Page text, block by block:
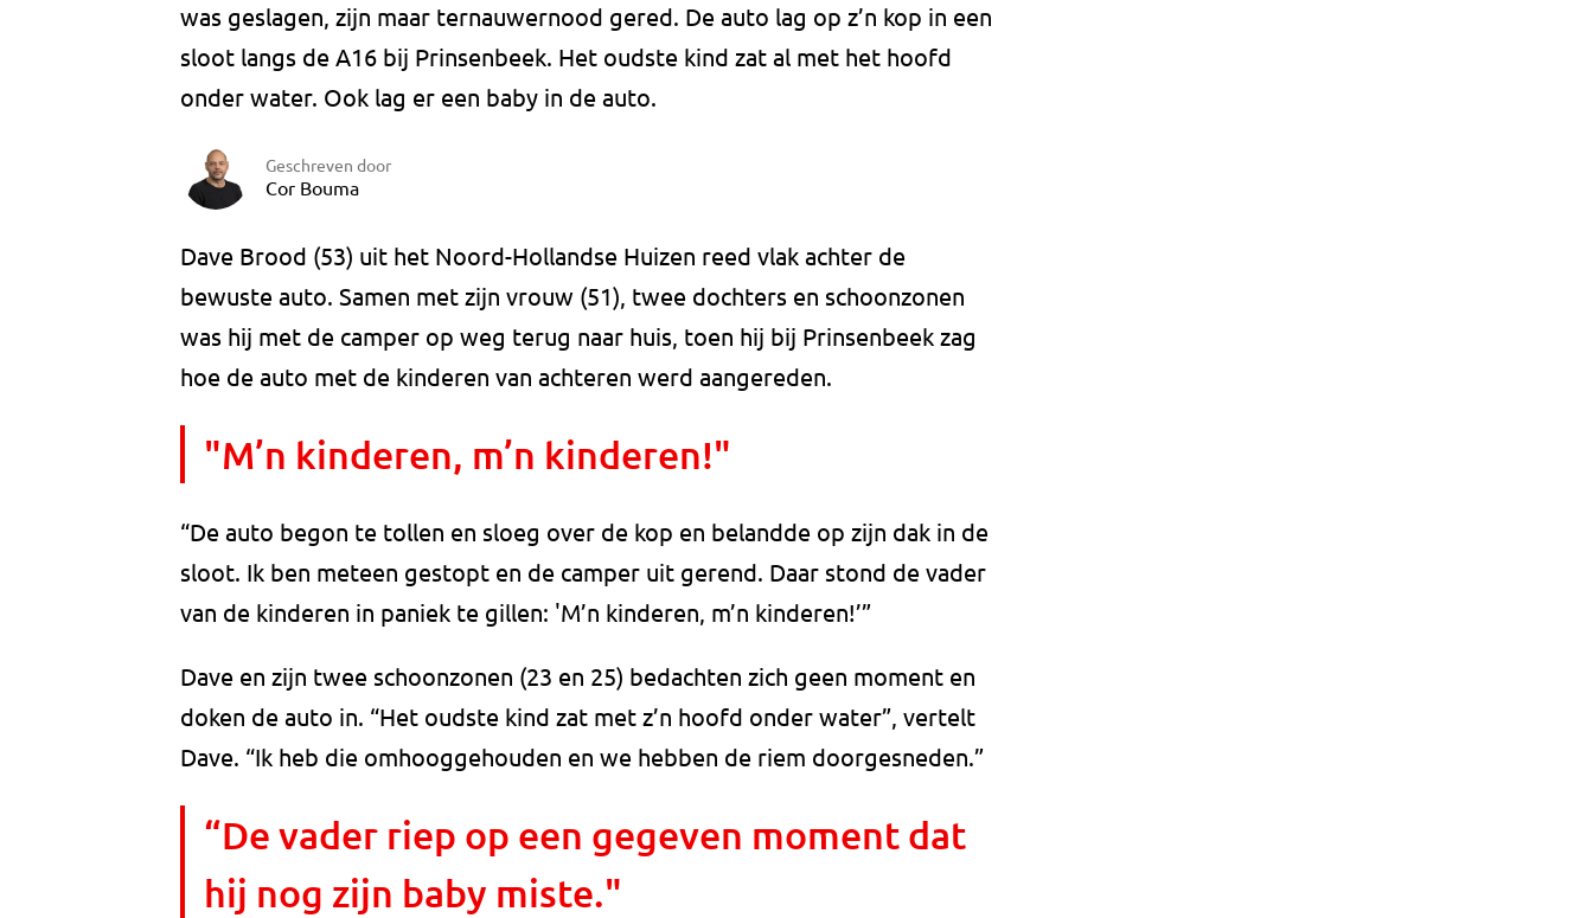
was geslagen, zijn maar ternauwernood gered. De auto lag op z’n kop in een
sloot langs de A16 bij Prinsenbeek. Het oudste kind zat al met het hoofd
onder water. Ook lag er een baby in de auto.
Geschreven door
Cor Bouma
Dave Brood (53) uit het Noord-Hollandse Huizen reed vlak achter de
bewuste auto. Samen met zijn vrouw (51), twee dochters en schoonzonen
was hij met de camper op weg terug naar huis, toen hij bij Prinsenbeek zag
hoe de auto met de kinderen van achteren werd aangereden.
"M’n kinderen, m’n kinderen!"
“De auto begon te tollen en sloeg over de kop en belandde op zijn dak in de
sloot. Ik ben meteen gestopt en de camper uit gerend. Daar stond de vader
van de kinderen in paniek te gillen: 'M’n kinderen, m’n kinderen!’”
Dave en zijn twee schoonzonen (23 en 25) bedachten zich geen moment en
doken de auto in. “Het oudste kind zat met z’n hoofd onder water”, vertelt
Dave. “Ik heb die omhooggehouden en we hebben de riem doorgesneden.”
“De vader riep op een gegeven moment dat
hij nog zijn baby miste."